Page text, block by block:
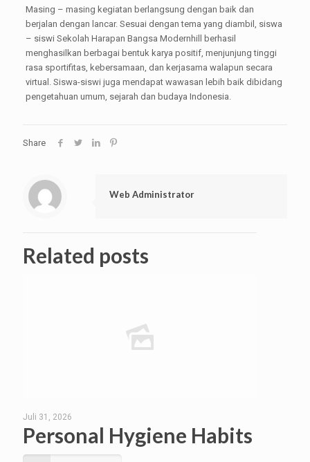
Masing – masing kegiatan berlangsung dengan baik dan
berjalan dengan lancar. Sesuai dengan tema yang diambil, siswa
– siswi Sekolah Harapan Bangsa Modernhill berhasil
menghasilkan berbagai bentuk karya positif, menjunjung tinggi
rasa sportifitas, kebersamaan, dan kerjasama walapun secara
virtual. Siswa-siswi juga mendapat wawasan lebih baik dibidang
pengetahuan umum, sejarah dan budaya Indonesia.
Share
Web Administrator
Related posts
Juli 31, 2026
Personal Hygiene Habits